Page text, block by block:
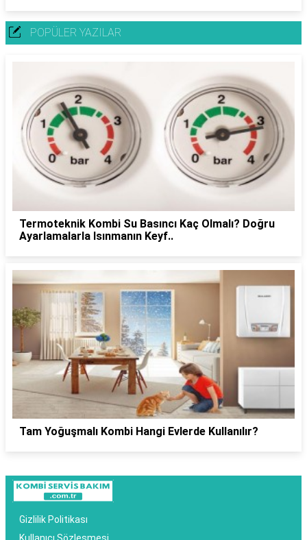
POPÜLER YAZILAR
Termoteknik Kombi Su Basıncı Kaç Olmalı? Doğru
Ayarlamalarla Isınmanın Keyf..
Tam Yoğuşmalı Kombi Hangi Evlerde Kullanılır?
Gizlilik Politikası